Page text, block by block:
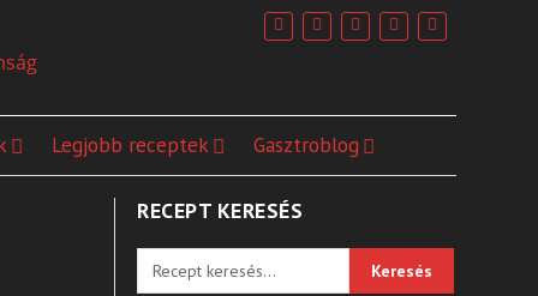
Legjobb receptek Gasztroblog
RECEPT KERESÉS